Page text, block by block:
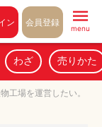
ン 会員登録
menu
わざ 売りかた
工場を運営したい。